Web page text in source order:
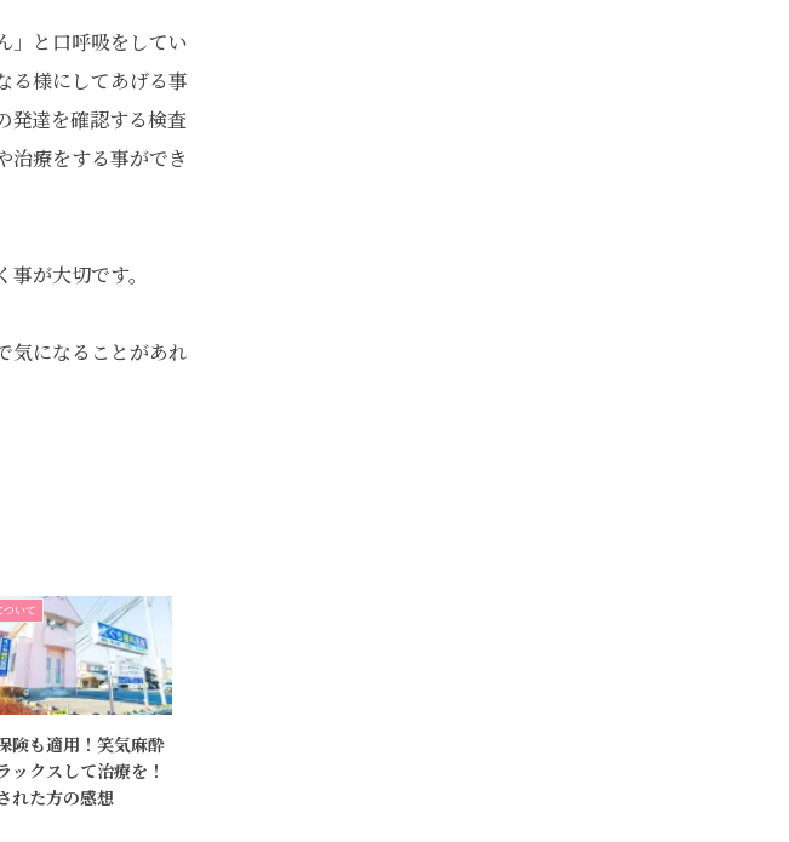
」と口呼吸をしてい
る様にしてあげる事
発達を確認する検査
治療をする事ができ
が大切です。
気になることがあれ
ついて
険も適用！笑気麻酔
ックスして治療を！
れた方の感想